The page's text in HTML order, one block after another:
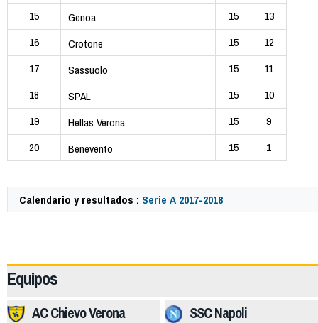
15
Genoa 15
13
16
Crotone 15
12
17
Sassuolo 15
11
18
SPAL 15
10
19
Hellas Verona 15
9
20
Benevento 15 1
Calendario y resultados : Serie A 2017-2018
Equipos
SSC Napoli
AC Chievo Verona